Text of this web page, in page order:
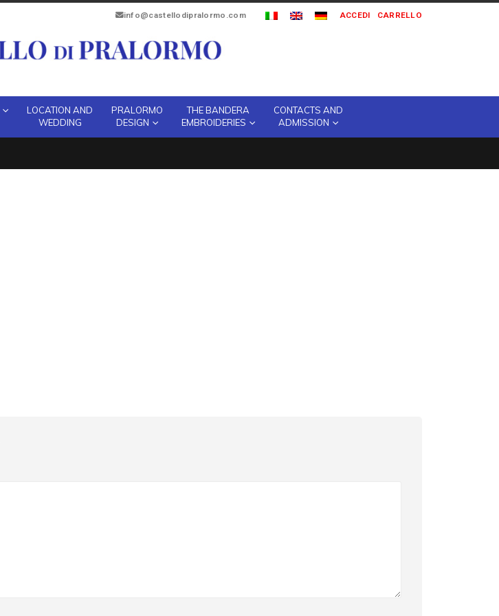
info@castellodipralormo.com ACCEDI CARRELLO
LOCATION AND
WEDDING
PRALORMO
DESIGN
THE BANDERA
EMBROIDERIES
CONTACTS AND
ADMISSION